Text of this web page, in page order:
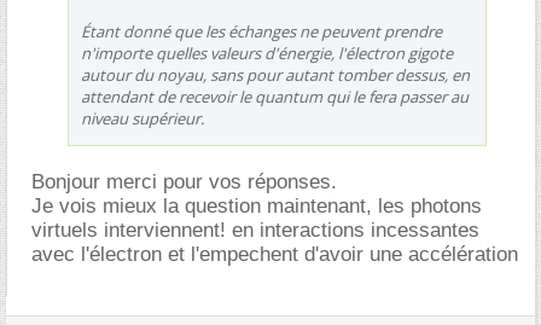
Étant donné que les échanges ne peuvent prendre
n'importe quelles valeurs d'énergie, l'électron gigote
autour du noyau, sans pour autant tomber dessus, en
attendant de recevoir le quantum qui le fera passer au
niveau supérieur.
Bonjour merci pour vos réponses.
Je vois mieux la question maintenant, les photons
virtuels interviennent! en interactions incessantes
avec l'électron et l'empechent d'avoir une accélération